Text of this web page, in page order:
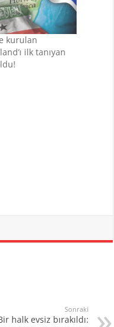
kurulan
ilk tanıyan
Sonraki
halk evsiz bırakıldı: